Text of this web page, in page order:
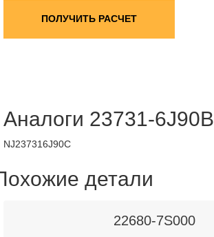
ПОЛУЧИТЬ РАСЧЕТ
Аналоги 23731-6J90B
NJ237316J90C
детали
22680-7S000